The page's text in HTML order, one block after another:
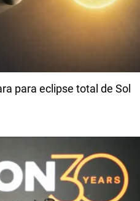
para eclipse total de Sol